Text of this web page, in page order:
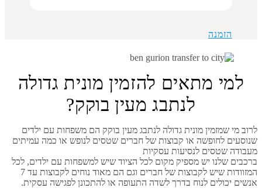
הזמנה
למי מתאים להזמין מונית גדולה
לנתבג מעין בוקק?
לרוב מי שמזמין מונית גדולה לנתבג מעין בוקק הם משפחות עם ילדים
שנוסעים לחופשה או קבוצות של חברים שטסים לנופש או כמה עמיתים
מעבודה שטסים לנסיעות עסקיות
ברכבים שלנו יש מספיק מקום לכל הציוד שיש למשפחות עם ילדים, לכל
המזוודות שיש לקבוצות של חברים וגם הם מאוד נוחים לקבוצות עד 7
אנשים יכולים לנוח בדרך לשדה התעופה או להתכונן לפגישה עסקית.